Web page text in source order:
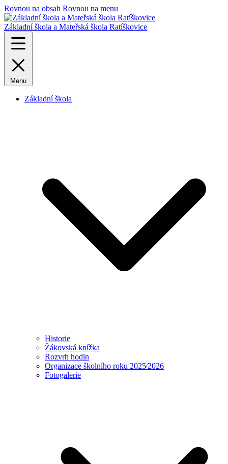
Rovnou na obsah Rovnou na menu
Základní škola a Mateřská škola Ratíškovice
Menu
Základní škola
Historie
Žákovská knížka
Rozvrh hodin
Organizace školního roku 2025⁄2026
Fotogalerie